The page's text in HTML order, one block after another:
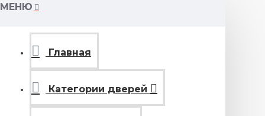
МЕНЮ
Главная
Категории дверей